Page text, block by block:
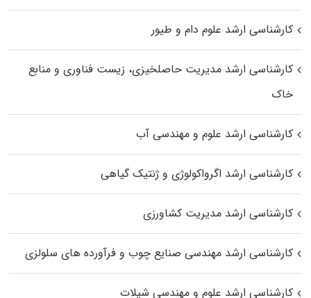
کارشناسی ارشد علوم دام و طیور
کارشناسی ارشد مدیریت حاصلخیزی، زیست فناوری و منابع
خاک
کارشناسی ارشد علوم و مهندسی آب
کارشناسی ارشد اگرواکولوژی و ژنتیک گیاهی
کارشناسی ارشد مدیریت کشاورزی
کارشناسی ارشد مهندسی صنایع چوب و فرآورده‌ های سلولزی
کارشناسی ارشد علوم و مهندسی شیلات